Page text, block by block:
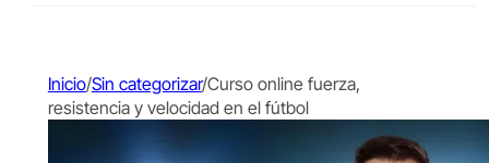
Inicio/Sin categorizar/Curso online fuerza,
resistencia y velocidad en el fútbol